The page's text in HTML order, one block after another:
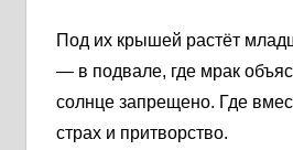
Под их крышей растёт
— в подвале, где мрак
солнце запрещено. Где
страх и притворство.